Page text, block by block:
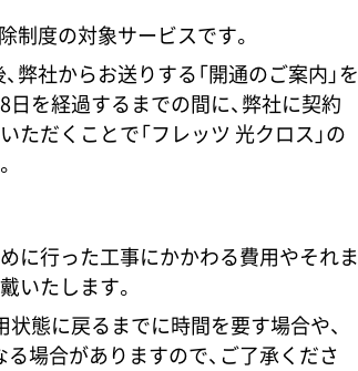
制度の対象サービスです。
弊社からお送りする「開通のご案内」を
を経過するまでの間に、弊社に契約
だくことで「フレッツ 光クロス」の
に行った工事にかかわる費用やそれま
いたします。
態に戻るまでに時間を要す場合や、
場合がありますので、ご了承くださ